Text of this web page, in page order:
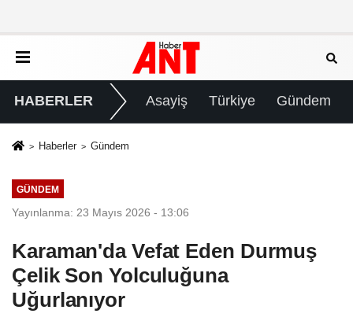
HABERLER Asayiş Türkiye Gündem
Haberler Gündem
GÜNDEM
Yayınlanma: 23 Mayıs 2026 - 13:06
Karaman'da Vefat Eden Durmuş
Çelik Son Yolculuğuna
Uğurlanıyor